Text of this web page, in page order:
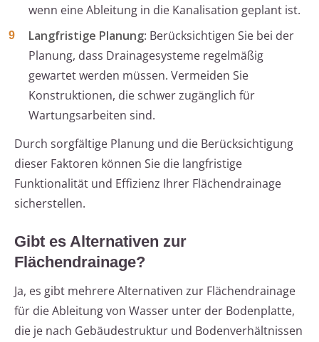
wenn eine Ableitung in die Kanalisation geplant ist.
Langfristige Planung: Berücksichtigen Sie bei der
Planung, dass Drainagesysteme regelmäßig
gewartet werden müssen. Vermeiden Sie
Konstruktionen, die schwer zugänglich für
Wartungsarbeiten sind.
Durch sorgfältige Planung und die Berücksichtigung
dieser Faktoren können Sie die langfristige
Funktionalität und Effizienz Ihrer Flächendrainage
sicherstellen.
Gibt es Alternativen zur
Flächendrainage?
Ja, es gibt mehrere Alternativen zur Flächendrainage
für die Ableitung von Wasser unter der Bodenplatte,
die je nach Gebäudestruktur und Bodenverhältnissen